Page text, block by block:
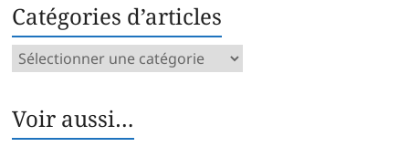
Catégories d’articles
Catégories
Voir aussi…